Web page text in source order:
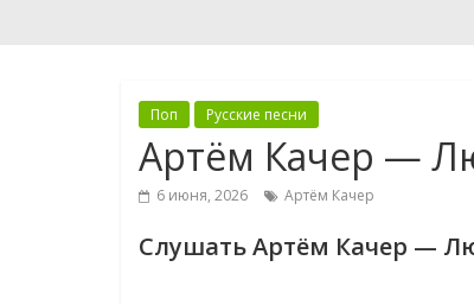
Поп Русские песни
Артём Качер —
6 июня, 2026 Артём Качер
Слушать Артём Качер —